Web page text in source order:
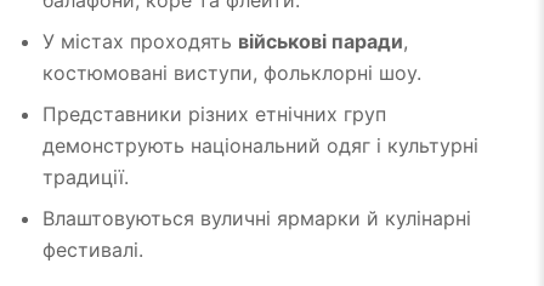
У містах проходять військові паради,
костюмовані виступи, фольклорні шоу.
Представники різних етнічних груп
демонструють національний одяг і культурні
традиції.
Влаштовуються вуличні ярмарки й кулінарні
фестивалі.